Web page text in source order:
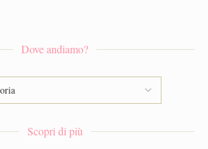
Dove andiamo?
Scopri di più